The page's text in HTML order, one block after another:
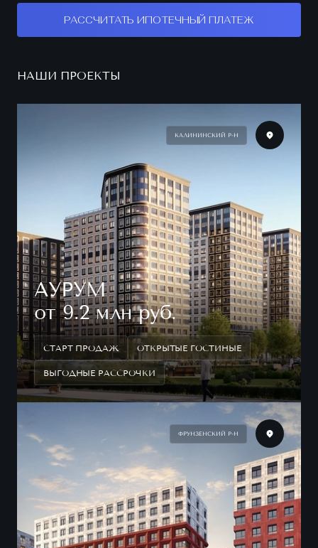
РАССЧИТАТЬ ИПОТЕЧНЫЙ ПЛАТЕЖ
НАШИ ПРОЕКТЫ
КАЛИНИНСКИЙ Р-Н
АУРУМ
от 9.2 млн руб.
СТАРТ ПРОДАЖ ОТКРЫТЫЕ ГОСТИНЫЕ
ВЫГОДНЫЕ РАССРОЧКИ
ФРУНЗЕНСКИЙ Р-Н